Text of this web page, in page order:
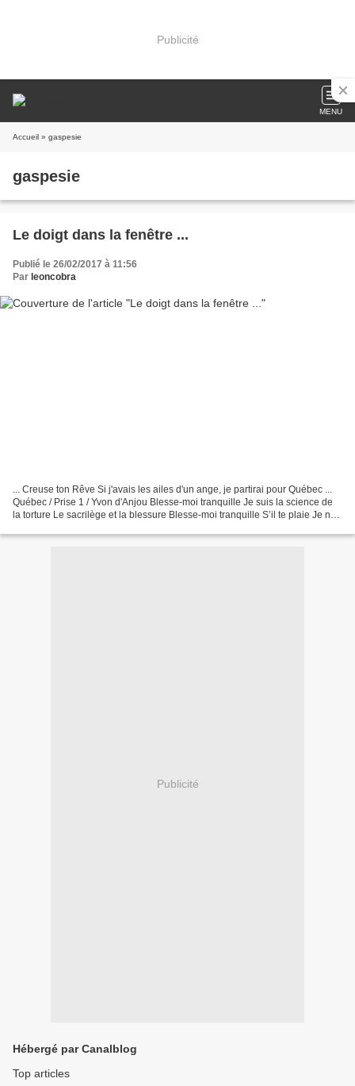
Publicité
MENU
Accueil » gaspesie
gaspesie
Le doigt dans la fenêtre ...
Publié le 26/02/2017 à 11:56
Par leoncobra
... Creuse ton Rêve Si j'avais les ailes d'un ange, je partirai pour Québec ...
Québec / Prise 1 / Yvon d'Anjou Blesse-moi tranquille Je suis la science de
la torture Le sacrilège et la blessure Blesse-moi tranquille S’il te plaie Je ne
Publicité
Hébergé par Canalblog
Top articles